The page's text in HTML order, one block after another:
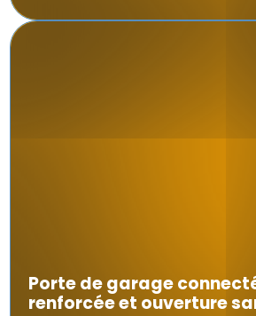
Porte de garage
renforcée et ouverture